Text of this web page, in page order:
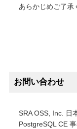
あらかじめご了承
お問い合わせ
SRA OSS, Inc. 日
PostgreSQL CE